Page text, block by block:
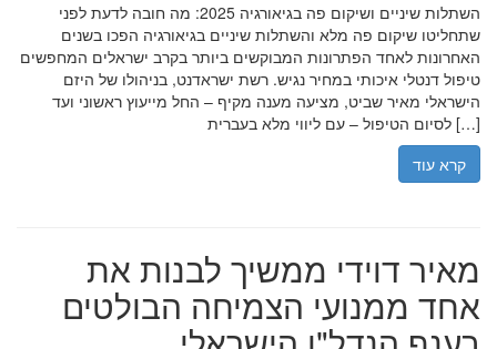
השתלות שיניים ושיקום פה בגיאורגיה 2025: מה חובה לדעת לפני
שתחליטו שיקום פה מלא והשתלות שיניים בגיאורגיה הפכו בשנים
האחרונות לאחד הפתרונות המבוקשים ביותר בקרב ישראלים המחפשים
טיפול דנטלי איכותי במחיר נגיש. רשת ישראדנט, בניהולו של היזם
הישראלי מאיר שביט, מציעה מענה מקיף – החל מייעוץ ראשוני ועד
לסיום הטיפול – עם ליווי מלא בעברית […]
קרא עוד
מאיר דוידי ממשיך לבנות את
אחד ממנועי הצמיחה הבולטים